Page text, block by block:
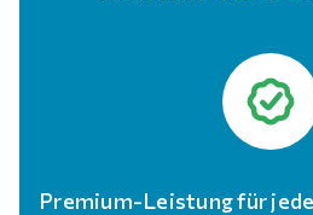
Premium-Leistung für